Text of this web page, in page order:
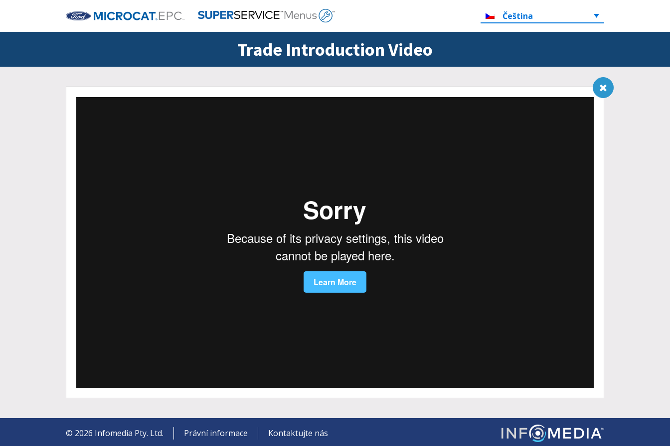
Čeština
Trade Introduction Video
© 2026 Infomedia Pty. Ltd. Právní informace Kontaktujte nás